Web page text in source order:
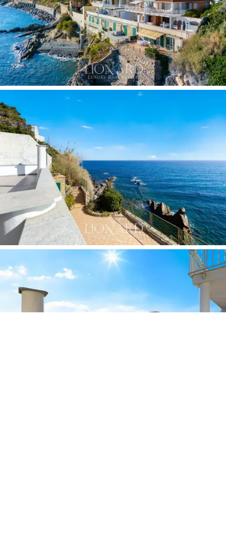
戶外，花園與露台的巧妙結合，將住宅與景觀完
美地融為一體，提供休閒區、歡聚空間和俯瞰大
海的優越視角。從住宅可直達海灘，賦予了這棟
住宅無與倫比的專屬體驗，使其成為渴望在完全
私密的環境中體驗海景之美的人士的理想休憩之
所。此外，住宅還配備三個停車位，為這座非凡
的莊園增添了更多便利。
這是Cipressa 出售的一套罕見的海濱公寓
，設計、
自然和幸福感完美地融合在一起，提供真實的情
感和無與倫比的生活品質。